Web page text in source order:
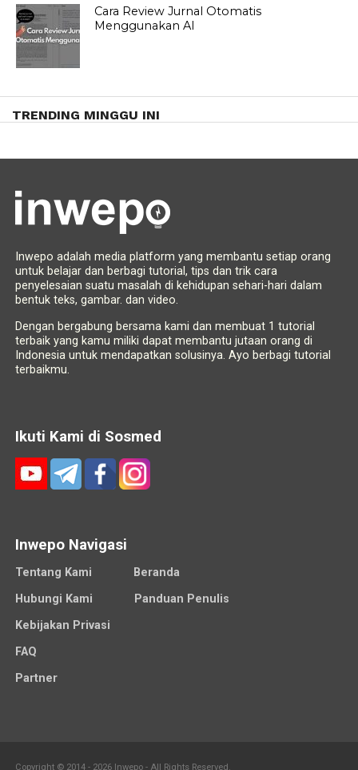
Cara Review Jurnal Otomatis
Menggunakan AI
TRENDING MINGGU INI
Inwepo adalah media platform yang membantu setiap orang
untuk belajar dan berbagi tutorial, tips dan trik cara
penyelesaian suatu masalah di kehidupan sehari-hari dalam
bentuk teks, gambar. dan video.
Dengan bergabung bersama kami dan membuat 1 tutorial
terbaik yang kamu miliki dapat membantu jutaan orang di
Indonesia untuk mendapatkan solusinya. Ayo berbagi tutorial
terbaikmu.
Ikuti Kami di Sosmed
Inwepo Navigasi
Tentang Kami
Beranda
Hubungi Kami
Panduan Penulis
Kebijakan Privasi
FAQ
Partner
Copyright © 2014 - 2026 Inwepo - All Rights Reserved.